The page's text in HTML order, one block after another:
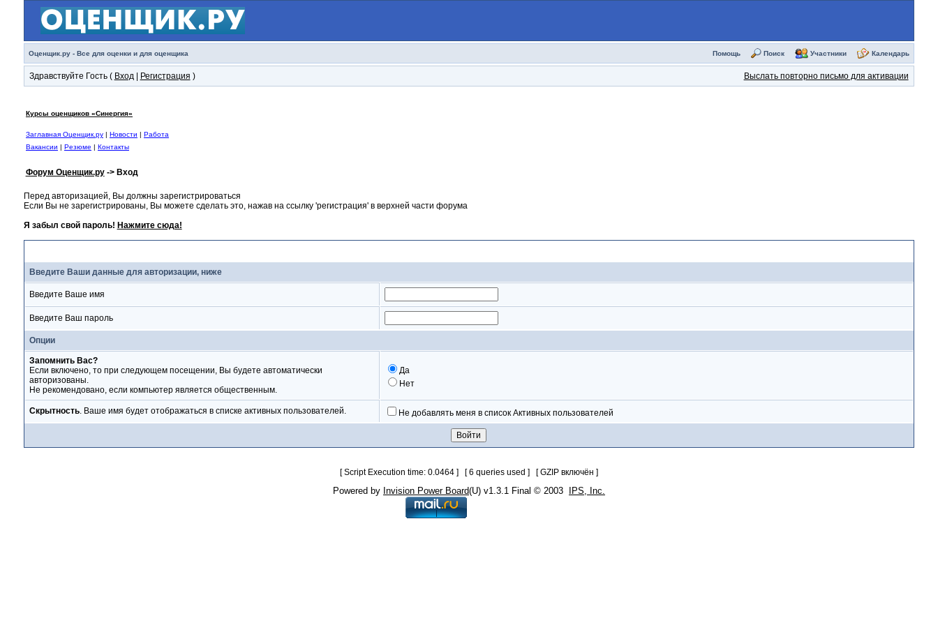
Оценщик.ру - Все для оценки и для оценщика Помощь Поиск Участники Календарь
Здравствуйте Гость ( Вход| Регистрация ) Выслать повторно письмо для активации
Курсы оценщиков «Синергия»
Заглавная Оценщик.ру| Новости | Работа
Вакансии | Резюме | Контакты
Форум Оценщик.ру-> Вход
Перед авторизацией, Вы должны зарегистрироваться
Если Вы не зарегистрированы, Вы можете сделать это, нажав на ссылку 'регистрация' в верхней части форума
Я забыл свой пароль! Нажмите сюда!
Введите Ваши данные для авторизации, ниже
Введите Ваше имя
Введите Ваш пароль
Опции
Запомнить Вас?
Если включено, то при следующем посещении, Вы будете автоматически
авторизованы.
Не рекомендовано, если компьютер является общественным.
Да
Нет
Скрытность. Ваше имя будет отображаться в списке активных пользователей. Не добавлять меня в список Активных пользователей
[ Script Execution time: 0.0464 ] [ 6 queries used ] [ GZIP включён ]
Powered by Invision Power Board(U) v1.3.1 Final © 2003 IPS, Inc.